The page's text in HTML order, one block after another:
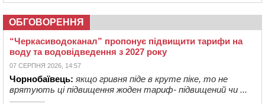
ОБГОВОРЕННЯ
“Черкасиводоканал” пропонує підвищити тарифи на
воду та водовідведення з 2027 року
07 СЕРПНЯ 2026, 14:57
Чорнобаївець: якщо гривня піде в круте піке, то не
врятують ці підвищення жоден тариф- підвищений чи ...